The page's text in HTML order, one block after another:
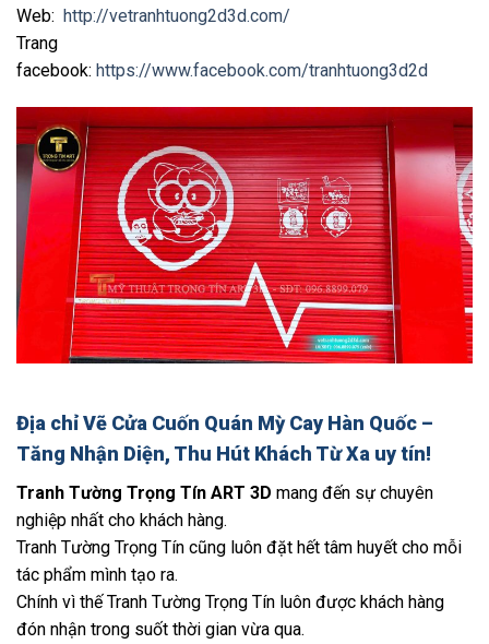
Web: http://vetranhtuong2d3d.com/
Trang
facebook: https://www.facebook.com/tranhtuong3d2d
Địa chỉ Vẽ Cửa Cuốn Quán Mỳ Cay Hàn Quốc –
Tăng Nhận Diện, Thu Hút Khách Từ Xa uy tín!
Tranh Tường Trọng Tín ART 3D mang đến sự chuyên
nghiệp nhất cho khách hàng.
Tranh Tường Trọng Tín cũng luôn đặt hết tâm huyết cho mỗi
tác phẩm mình tạo ra.
Chính vì thế Tranh Tường Trọng Tín luôn được khách hàng
đón nhận trong suốt thời gian vừa qua.